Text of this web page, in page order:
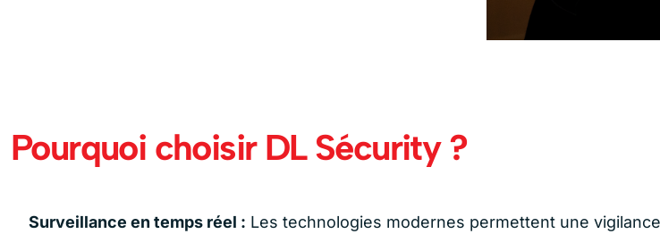
Pourquoi choisir DL Sécurity ?
Surveillance en temps réel : Les technologies modernes permettent une